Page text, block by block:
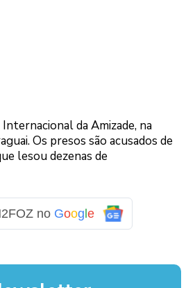
da Amizade, na
Os presos são acusados de
lesou dezenas de
no Google